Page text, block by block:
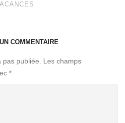
COMMENTAIRE
publiée.
Les champs
*